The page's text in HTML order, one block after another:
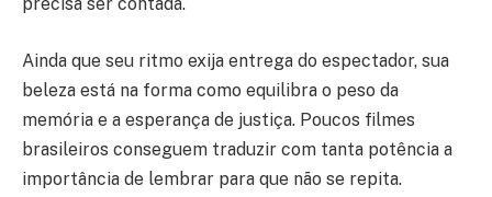
precisa ser contada.
Ainda que seu ritmo exija entrega do espectador, sua
beleza está na forma como equilibra o peso da
memória e a esperança de justiça. Poucos filmes
brasileiros conseguem traduzir com tanta potência a
importância de lembrar para que não se repita.